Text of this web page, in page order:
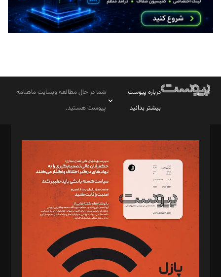
درباره پیوست
بیشتر بدانید
شما در حال مطالعه وبسایت ماهنامه
پیوست هستید.
مدیر مسئول: محمدباقر اثنی‌عشری
سردبیر: مهرک محمودی
دبیر تحریریه: میثم قاسمی
د‌بیر ناداستان: سمانه سمیع
د‌بیر خدمت و تجارت: ابوالفضل رجبی
د‌بیر حقوق فناوری: حسام‌الدین ایپکچی
د‌بیر پیوست جهان: مینا پاکدل
د‌بیر تحریریه آنلاین: بابک نقاش
تحریریه‌: مجتبی محمود‌ی، آرش برهمند، یسنا امان‌پور، سروش کرمیان،
مصطفی مسجدی آرانی، ابوالفضل رجبی، زهرا فکرانه، فائزه فتحی